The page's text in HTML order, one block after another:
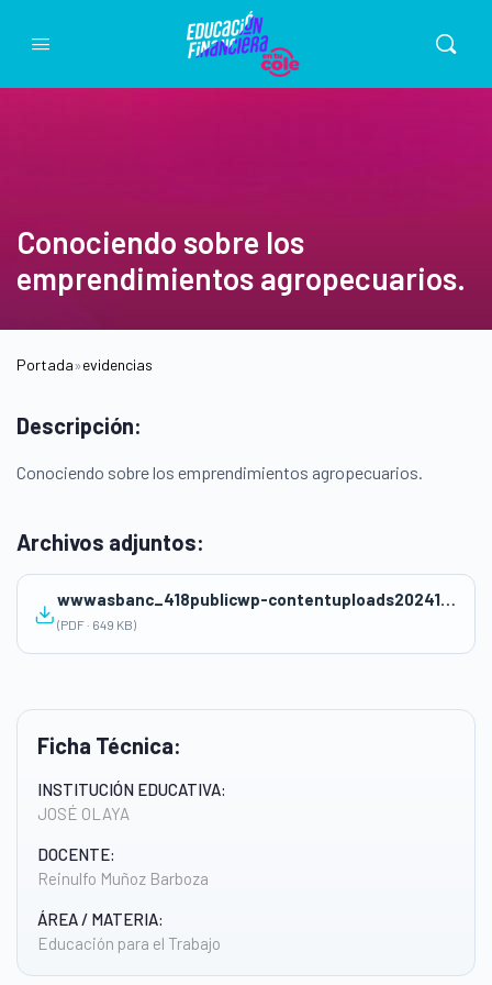
Conociendo sobre los
emprendimientos agropecuarios.
Portada»evidencias
Ficha Técnica:
INSTITUCIÓN EDUCATIVA:
JOSÉ OLAYA
DOCENTE:
Reinulfo Muñoz Barboza
ÁREA / MATERIA:
Educación para el Trabajo
Descripción:
Conociendo sobre los emprendimientos agropecuarios.
Archivos adjuntos:
wwwasbanc_418publicwp-contentuploads202412SESION-DE-APRENDIZAJE-REINULFO-MUNOZ-BARBOZA.pdf
(PDF · 649 KB)